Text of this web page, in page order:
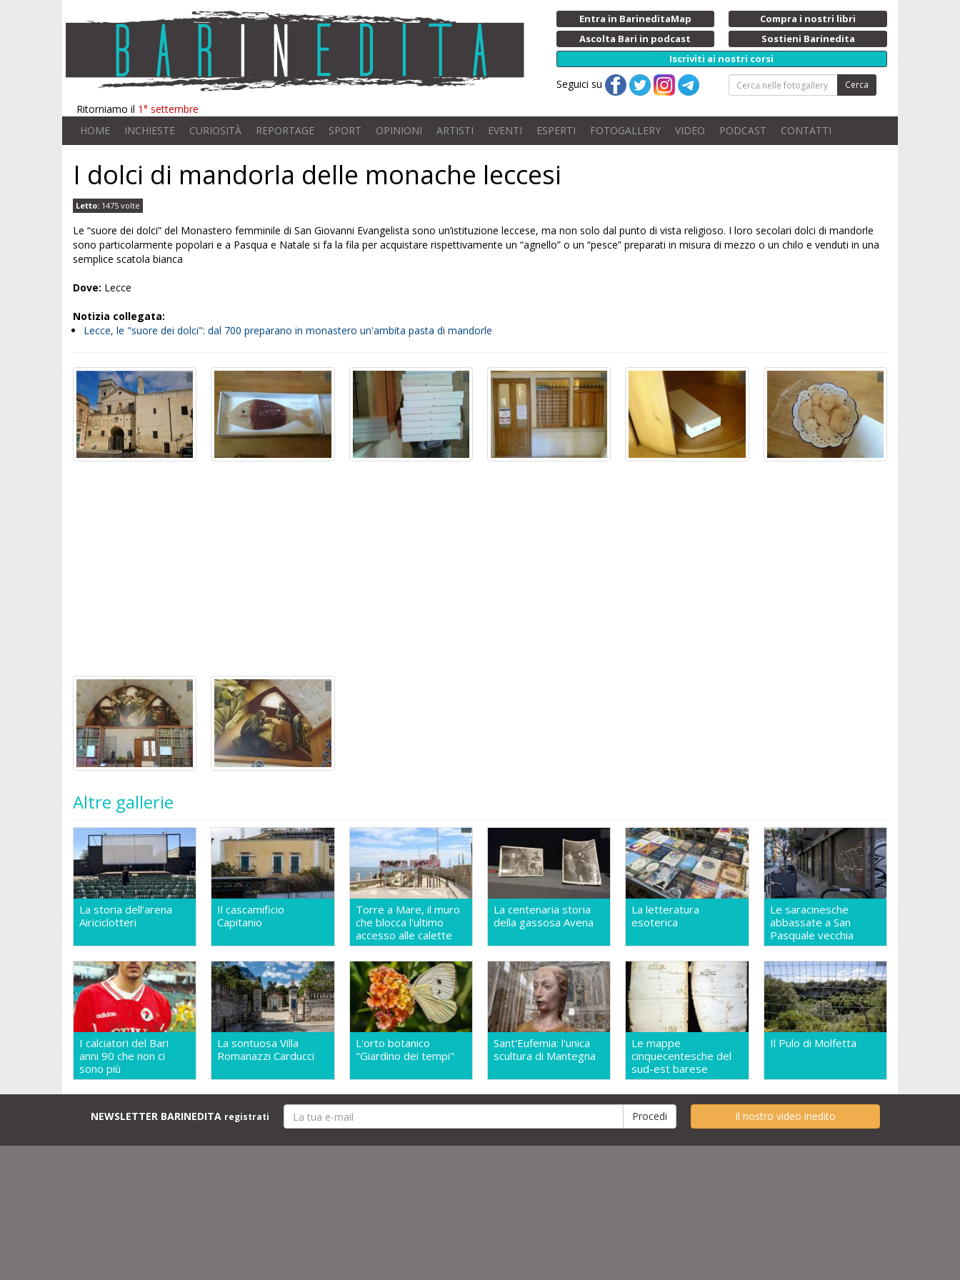
Ritorniamo il 1° settembre
Entra in BarineditaMap
Compra i nostri libri
Ascolta Bari in podcast
Sostieni Barinedita
Iscriviti ai nostri corsi
Seguici su Cerca
HOME INCHIESTE CURIOSITÀ REPORTAGE SPORT OPINIONI ARTISTI EVENTI ESPERTI FOTOGALLERY VIDEO PODCAST CONTATTI
I dolci di mandorla delle monache leccesi
Letto: 1475 volte
Le “suore dei dolci” del Monastero femminile di San Giovanni Evangelista sono un’istituzione leccese, ma non solo dal punto di vista religioso. I loro secolari dolci di mandorle
sono particolarmente popolari e a Pasqua e Natale si fa la fila per acquistare rispettivamente un “agnello” o un “pesce” preparati in misura di mezzo o un chilo e venduti in una
semplice scatola bianca
Dove: Lecce
Notizia collegata:
Lecce, le "suore dei dolci": dal 700 preparano in monastero un'ambita pasta di mandorle
Altre gallerie
La storia dell'arena
Airiciclotteri
Il cascamificio
Capitanio
Torre a Mare, il muro
che blocca l'ultimo
accesso alle calette
La centenaria storia
della gassosa Avena
La letteratura
esoterica
Le saracinesche
abbassate a San
Pasquale vecchia
I calciatori del Bari
anni 90 che non ci
sono più
La sontuosa Villa
Romanazzi Carducci
L'orto botanico
"Giardino dei tempi"
Sant'Eufemia: l'unica
scultura di Mantegna
Le mappe
cinquecentesche del
sud-est barese
Il Pulo di Molfetta
NEWSLETTER BARINEDITA registrati Il nostro video inedito